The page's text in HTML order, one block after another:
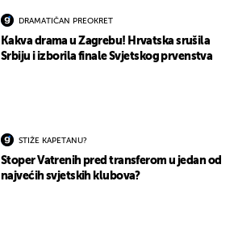
DRAMATIČAN PREOKRET
Kakva drama u Zagrebu! Hrvatska srušila
Srbiju i izborila finale Svjetskog prvenstva
STIŽE KAPETANU?
Stoper Vatrenih pred transferom u jedan od
najvećih svjetskih klubova?